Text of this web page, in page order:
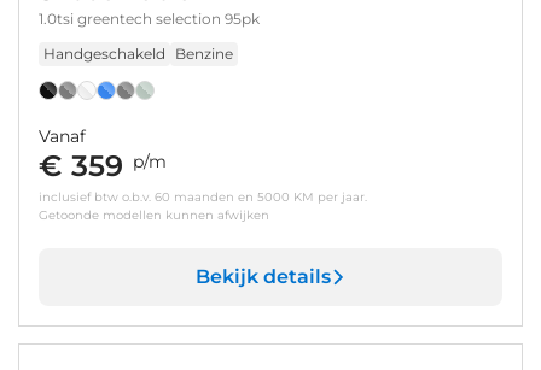
1.0tsi greentech selection 95pk
Handgeschakeld
Benzine
Vanaf
€ 359 p/m
inclusief btw o.b.v. 60 maanden en 5000 KM per jaar.
Getoonde modellen kunnen afwijken
Bekijk details